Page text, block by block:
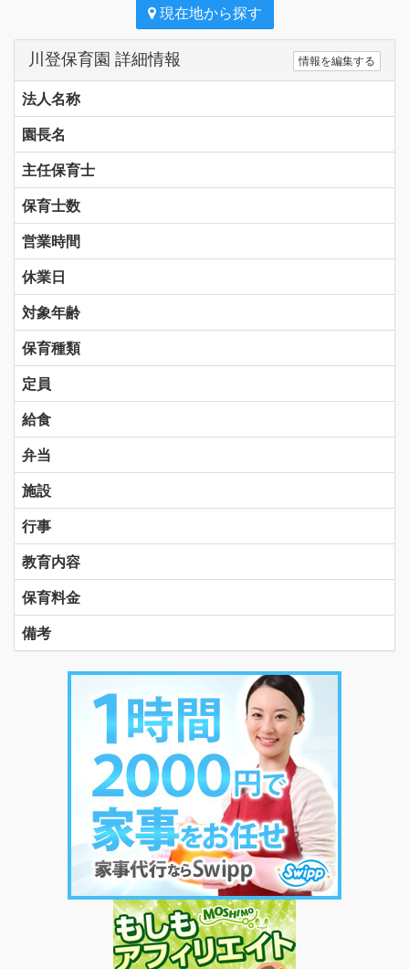
現在地から探す
川登保育園 詳細情報 情報を編集する
法人名称
園長名
主任保育士
保育士数
営業時間
休業日
対象年齢
保育種類
定員
給食
弁当
施設
行事
教育内容
保育料金
備考